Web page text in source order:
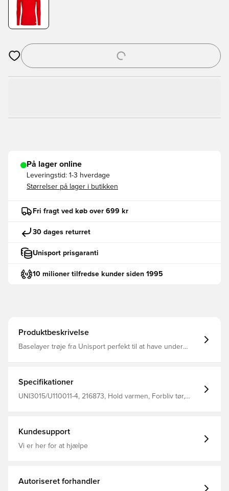
Åbner en Modal til at logge ind eller tilmelde dig som medlem
På lager online
Leveringstid: 1-3 hverdage
Størrelser på lager i butikken
Fri fragt ved køb over 699 kr
30 dages returret
Unisport prisgaranti
10 milioner tilfredse kunder siden 1995
Produktbeskrivelse
Baselayer trøje fra Unisport perfekt til at have under
design for maksimal komfort Fremstillet i 92% polyester
og 8% elastan.
Specifikationer
UNI3015/U110011-4, 216873, Hold varmen, Forbliv tør,
Kundesupport
Vi er her for at hjælpe
Autoriseret forhandler